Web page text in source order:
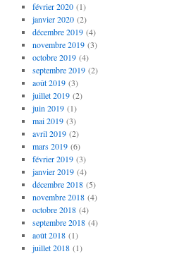
février 2020(1)
janvier 2020(2)
décembre 2019(4)
novembre 2019(3)
octobre 2019(4)
septembre 2019(2)
août 2019(3)
juillet 2019(2)
juin 2019(1)
mai 2019(3)
avril 2019(2)
mars 2019(6)
février 2019(3)
janvier 2019(4)
décembre 2018(5)
novembre 2018(4)
octobre 2018(4)
septembre 2018(4)
août 2018(1)
juillet 2018(1)